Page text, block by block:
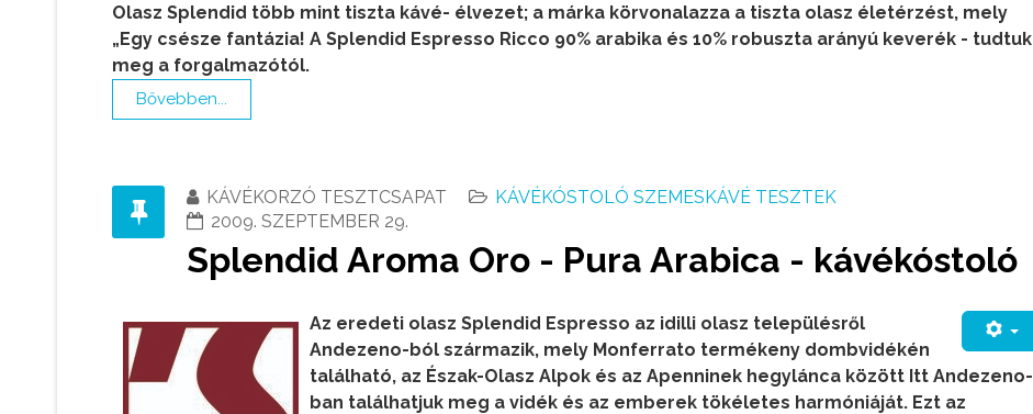
Olasz Splendid több mint tiszta kávé- élvezet; a márka körvonalazza a tiszta olasz életérzést, mely
„Egy csésze fantázia! A Splendid Espresso Ricco 90% arabika és 10% robuszta arányú keverék - tudtuk
meg a forgalmazótól.
Bővebben...
KÁVÉKORZÓ TESZTCSAPAT
KÁVÉKÓSTOLÓ SZEMESKÁVÉ TESZTEK
2009. SZEPTEMBER 29.
Splendid Aroma Oro - Pura Arabica - kávékóstoló
Az eredeti olasz Splendid Espresso az idilli olasz településről
Andezeno-ból származik, mely Monferrato termékeny dombvidékén
található, az Észak-Olasz Alpok és az Apenninek hegylánca között Itt Andezeno-
ban találhatjuk meg a vidék és az emberek tökéletes harmóniáját. Ezt az